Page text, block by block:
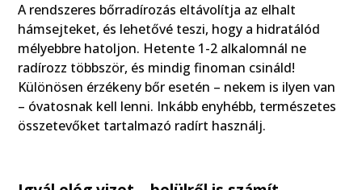
A rendszeres bőrradírozás eltávolítja az elhalt
hámsejteket, és lehetővé teszi, hogy a hidratálód
mélyebbre hatoljon. Hetente 1-2 alkalomnál ne
radírozz többször, és mindig finoman csináld!
Különösen érzékeny bőr esetén – nekem is ilyen van
– óvatosnak kell lenni. Inkább enyhébb, természetes
összetevőket tartalmazó radírt használj.